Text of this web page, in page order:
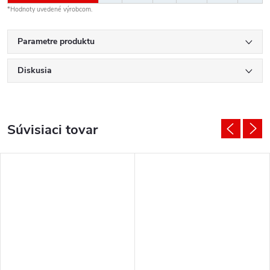
*Hodnoty uvedené výrobcom.
Parametre produktu
Diskusia
Súvisiaci tovar